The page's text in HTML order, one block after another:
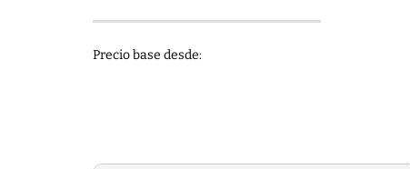
Precio base desde: